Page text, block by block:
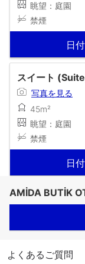
眺望：庭園
禁煙
日
スイート
写真を見る
45m²
眺望：庭園
禁煙
日
AMİDA BUTİK
よくあるご質問